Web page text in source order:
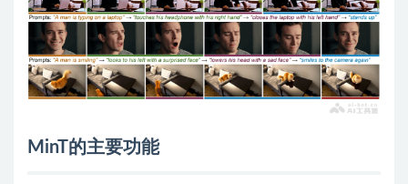
MinT的主要功能